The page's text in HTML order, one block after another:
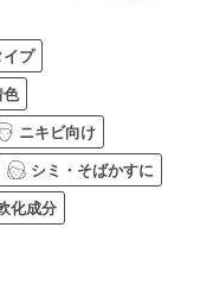
イプ
色
ニキビ向け
シミ・そばかすに
化成分